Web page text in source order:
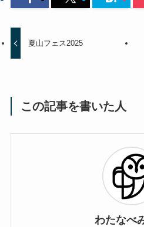
夏山フェス2025
この記事を書いた人
わたなべ